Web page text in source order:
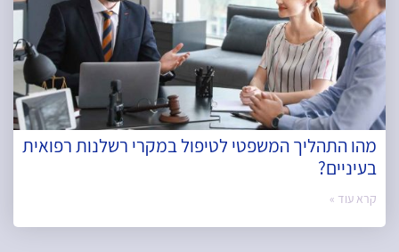
מהו התהליך המשפטי לטיפול במקרי רשלנות רפואית
בעיניים?
קרא עוד »